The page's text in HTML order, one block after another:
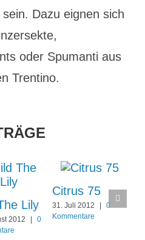
Dazu eignen sich
oder Spumanti aus
Trentino.
Lily
2012
0
Citrus 75
31. Juli 2012
0
Kommentare